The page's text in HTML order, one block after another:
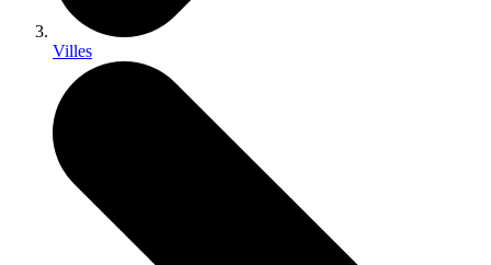
Villes